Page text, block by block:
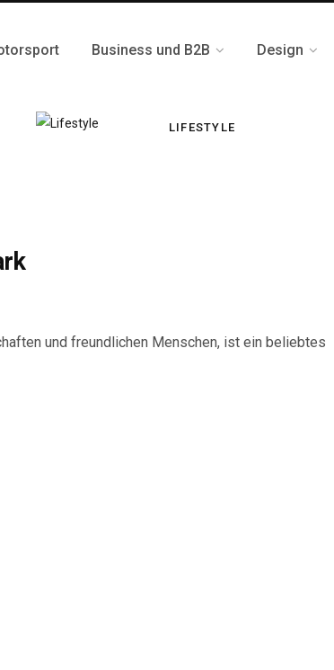
Business und B2B Design
LIFESTYLE
und freundlichen Menschen, ist ein beliebtes